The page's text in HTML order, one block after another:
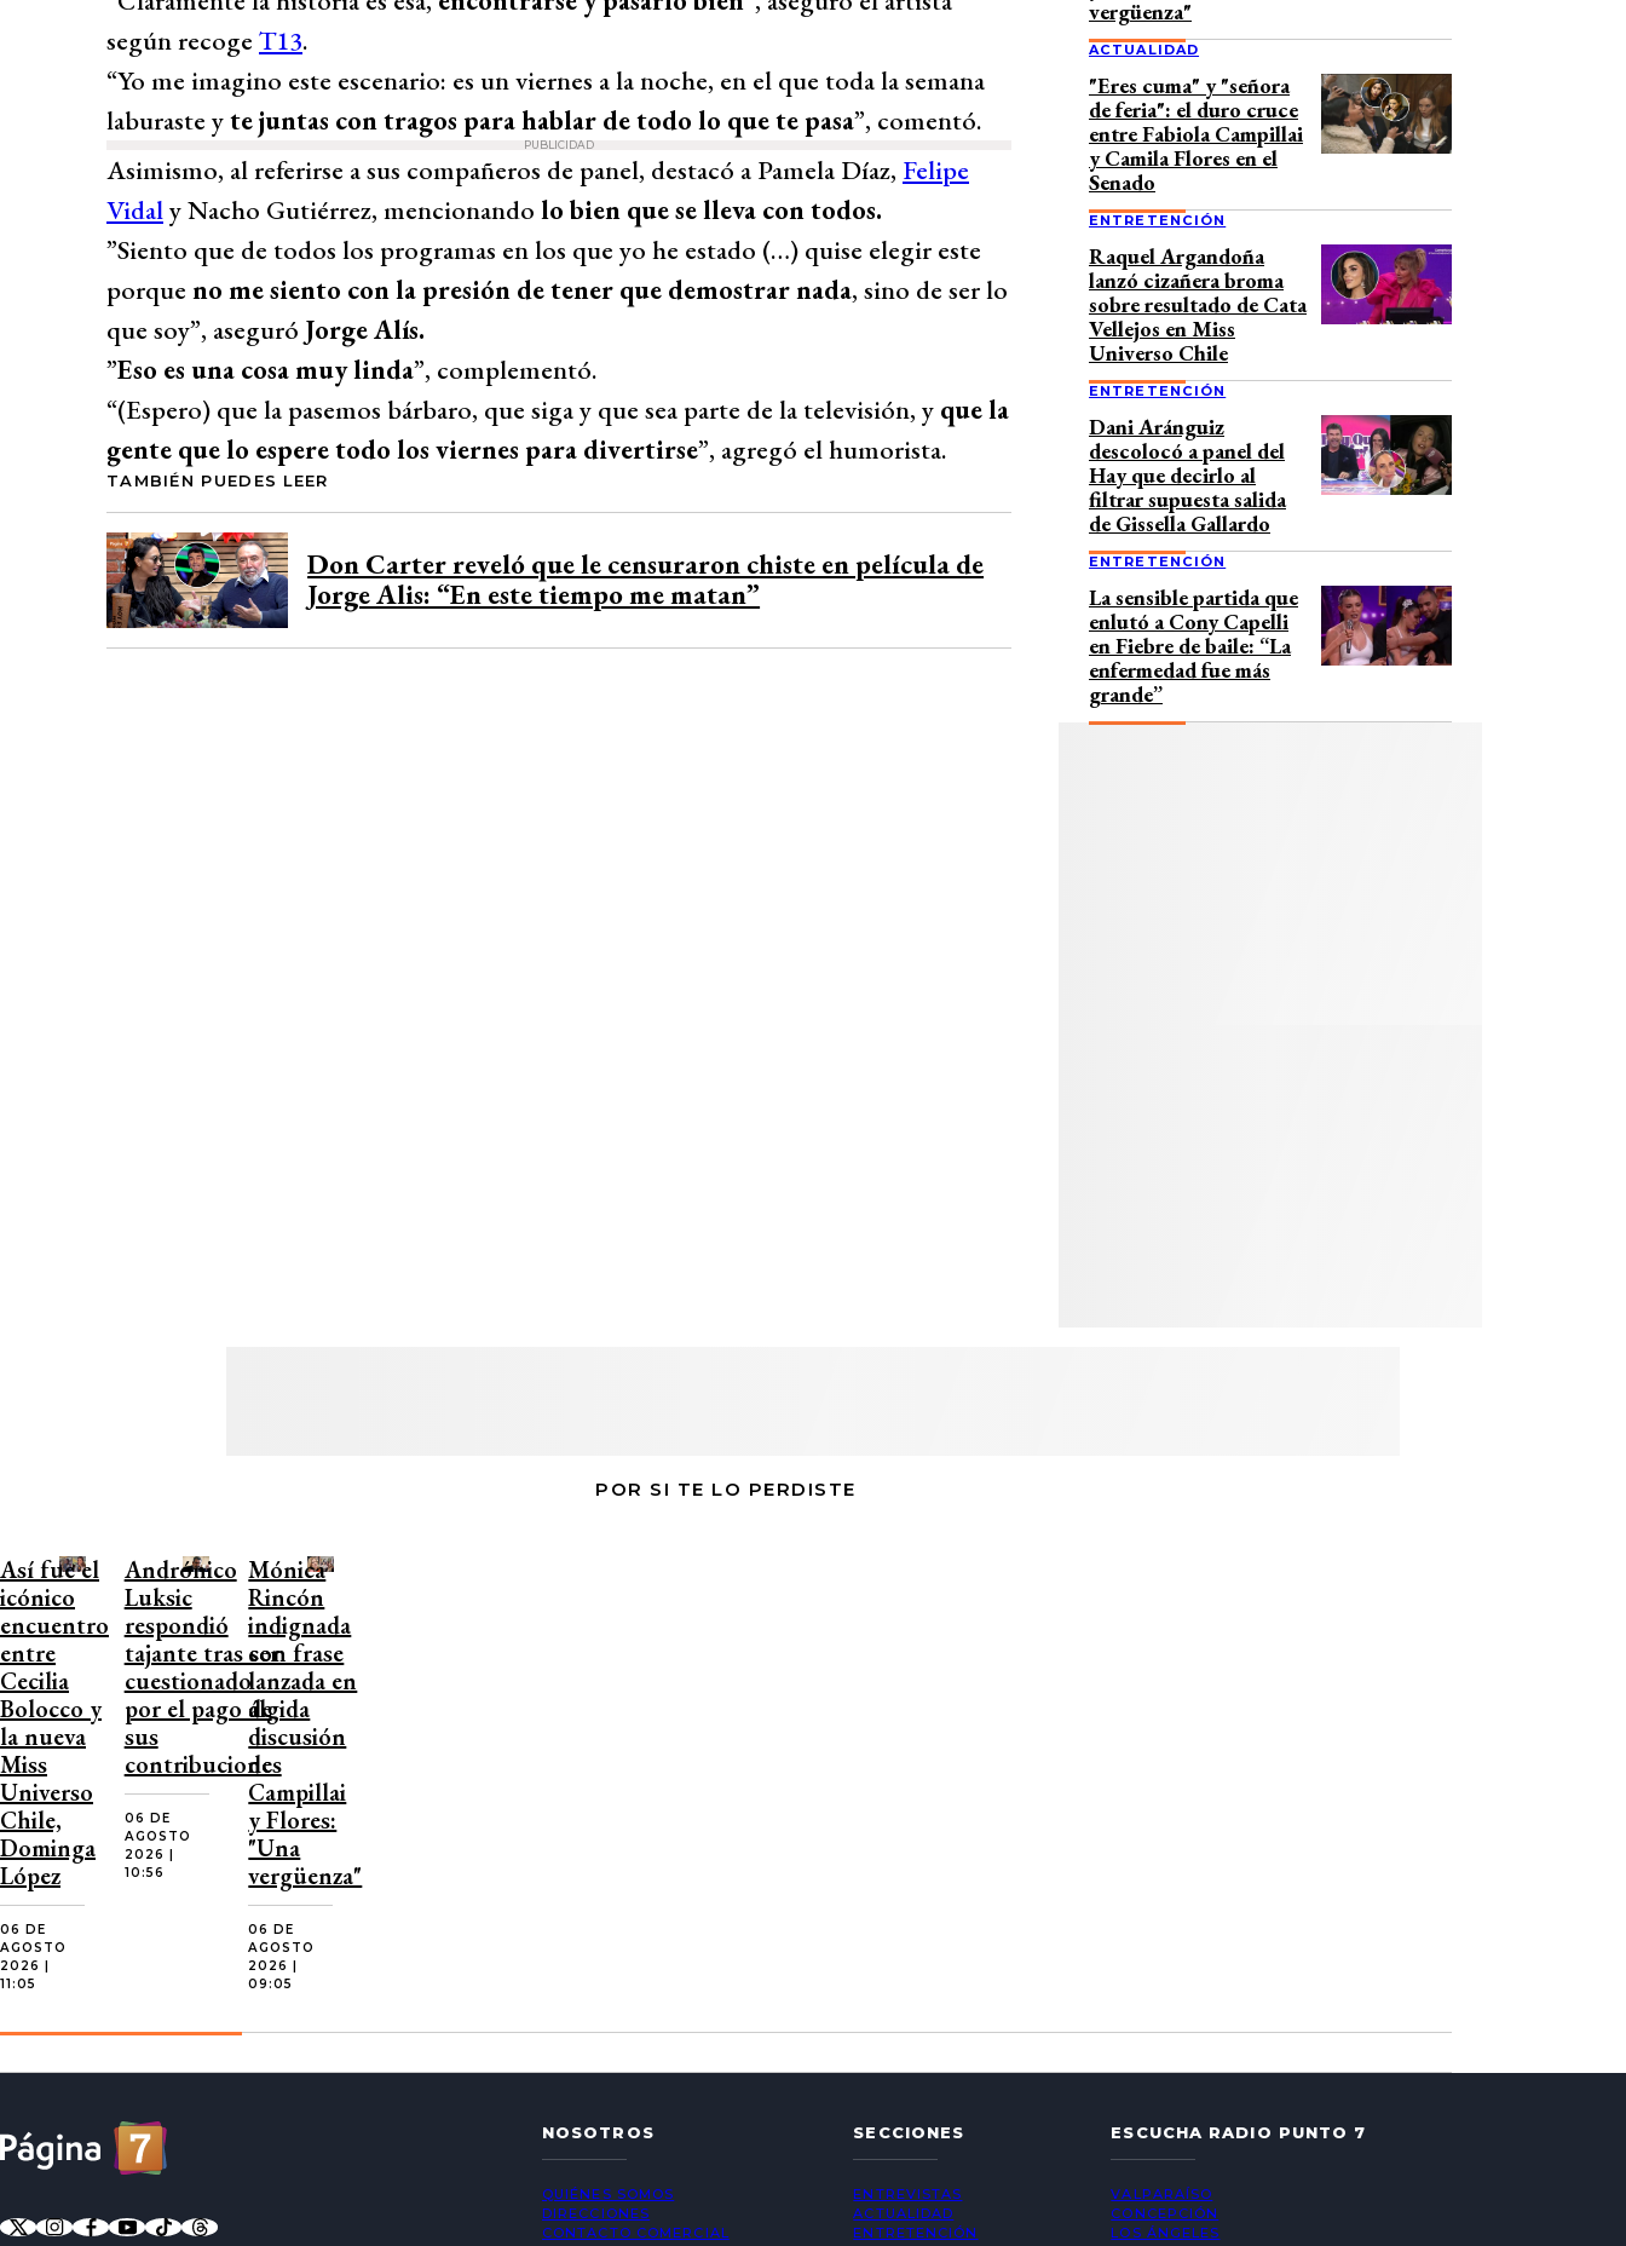
según recoge T13.
“Yo me imagino este escenario: es un viernes a la noche, en el que toda la semana
laburaste yte juntas con tragos para hablar de todo lo que te pasa”, comentó.
PUBLICIDAD
Asimismo, al referirse a sus compañeros de panel, destacó a Pamela Díaz, Felipe
Vidaly Nacho Gutiérrez, mencionando lo bien que se lleva con todos.
”Siento que de todos los programas en los que yo he estado (…) quise elegir este
porque no me siento con la presión de tener que demostrar nada, sino de ser lo
que soy”, aseguró Jorge Alís.
”Eso es una cosa muy linda”, complementó.
“(Espero) que la pasemos bárbaro, que siga y que sea parte de la televisión, y que la
gente que lo espere todo los viernes para divertirse”, agregó el humorista.
TAMBIÉN PUEDES LEER
Don Carter reveló que le censuraron chiste en película de
Jorge Alis: “En este tiempo me matan”
vergüenza"
ACTUALIDAD
"Eres cuma" y "señora
de feria": el duro cruce
entre Fabiola Campillai
y Camila Flores en el
Senado
ENTRETENCIÓN
Raquel Argandoña
lanzó cizañera broma
sobre resultado de Cata
Vellejos en Miss
Universo Chile
ENTRETENCIÓN
Dani Aránguiz
descolocó a panel del
Hay que decirlo al
filtrar supuesta salida
de Gissella Gallardo
ENTRETENCIÓN
La sensible partida que
enlutó a Cony Capelli
en Fiebre de baile: “La
enfermedad fue más
grande”
POR SI TE LO PERDISTE
Así fue el
icónico
encuentro
entre
Cecilia
Bolocco y
la nueva
Miss
Universo
Chile,
Dominga
López
06 DE
AGOSTO
2026 |
11:05
Andrónico
Luksic
respondió
tajante tras ser
cuestionado
por el pago de
sus
contribuciones
06 DE
AGOSTO
2026 |
10:56
Mónica
Rincón
indignada
con frase
lanzada en
álgida
discusión
de
Campillai
y Flores:
"Una
vergüenza"
06 DE
AGOSTO
2026 |
09:05
NOSOTROS
QUIÉNES SOMOS
DIRECCIONES
CONTACTO COMERCIAL
SECCIONES
ENTREVISTAS
ACTUALIDAD
ENTRETENCIÓN
ESCUCHA RADIO PUNTO 7
VALPARAÍSO
CONCEPCIÓN
LOS ÁNGELES